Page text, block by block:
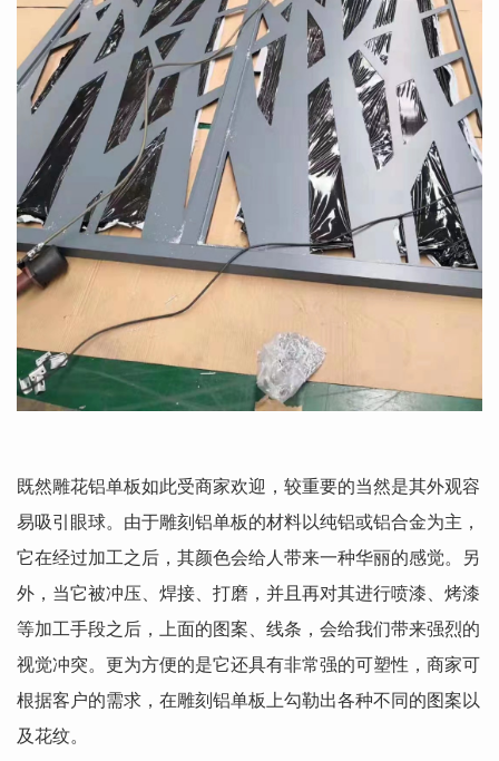
既然雕花铝单板如此受商家欢迎，较重要的当然是其外观容
易吸引眼球。由于雕刻铝单板的材料以纯铝或铝合金为主，
它在经过加工之后，其颜色会给人带来一种华丽的感觉。另
外，当它被冲压、焊接、打磨，并且再对其进行喷漆、烤漆
等加工手段之后，上面的图案、线条，会给我们带来强烈的
视觉冲突。更为方便的是它还具有非常强的可塑性，商家可
根据客户的需求，在雕刻铝单板上勾勒出各种不同的图案以
及花纹。